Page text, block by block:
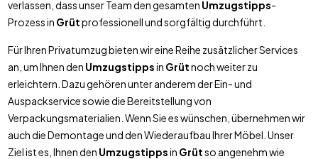
verlassen, dass unser Team den gesamten Umzugstipps-
Prozess in Grütprofessionell und sorgfältig durchführt.
Für Ihren Privatumzug bieten wir eine Reihe zusätzlicher Services
an, um Ihnen den Umzugstippsin Grütnoch weiter zu
erleichtern. Dazu gehören unter anderem der Ein- und
Auspackservice sowie die Bereitstellung von
Verpackungsmaterialien. Wenn Sie es wünschen, übernehmen wir
auch die Demontage und den Wiederaufbau Ihrer Möbel. Unser
Ziel ist es, Ihnen den Umzugstippsin Grütso angenehm wie